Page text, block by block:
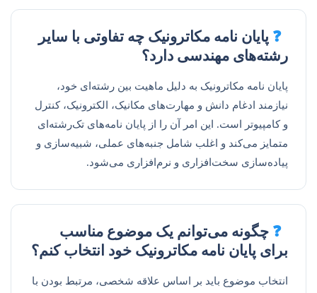
❓ پایان نامه مکاترونیک چه تفاوتی با سایر
رشته‌های مهندسی دارد؟
پایان نامه مکاترونیک به دلیل ماهیت بین رشته‌ای خود،
نیازمند ادغام دانش و مهارت‌های مکانیک، الکترونیک، کنترل
و کامپیوتر است. این امر آن را از پایان نامه‌های تک‌رشته‌ای
متمایز می‌کند و اغلب شامل جنبه‌های عملی، شبیه‌سازی و
پیاده‌سازی سخت‌افزاری و نرم‌افزاری می‌شود.
❓ چگونه می‌توانم یک موضوع مناسب
برای پایان نامه مکاترونیک خود انتخاب کنم؟
انتخاب موضوع باید بر اساس علاقه شخصی، مرتبط بودن با